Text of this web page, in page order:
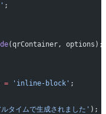
;
(qrContainer, options);
= 'inline-block' ;
タイムで生成されました' );